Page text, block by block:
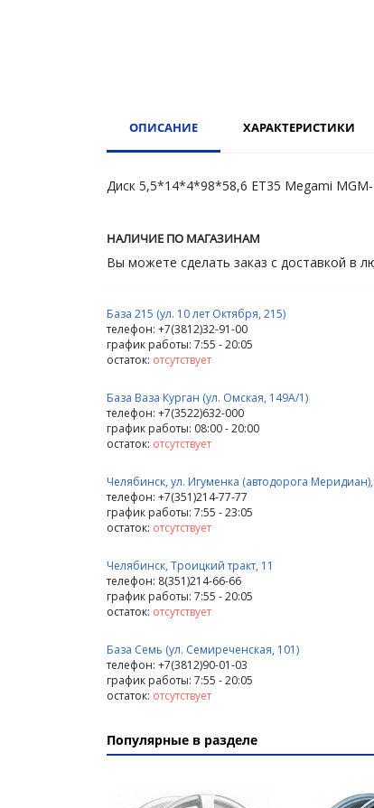
ОПИСАНИЕ ХАРАКТЕРИСТИКИ
Диск 5,5*14*4*98*58,6 ET35 Megami
НАЛИЧИЕ ПО МАГАЗИНАМ
Вы можете сделать заказ с доставкой в
База 215 (ул. 10 лет Октября, 215)
телефон: +7(3812)32-91-00
график работы: 7:55 - 20:05
остаток: отсутствует
База Ваза Курган (ул. Омская, 149А/1)
телефон: +7(3522)632-000
график работы: 08:00 - 20:00
остаток: отсутствует
Челябинск, ул. Игуменка (автодорога
телефон: +7(351)214-77-77
график работы: 7:55 - 23:05
остаток: отсутствует
Челябинск, Троицкий тракт, 11
телефон: 8(351)214-66-66
график работы: 7:55 - 20:05
остаток: отсутствует
База Семь (ул. Семиреченская, 101)
телефон: +7(3812)90-01-03
график работы: 7:55 - 20:05
остаток: отсутствует
Популярные в разделе